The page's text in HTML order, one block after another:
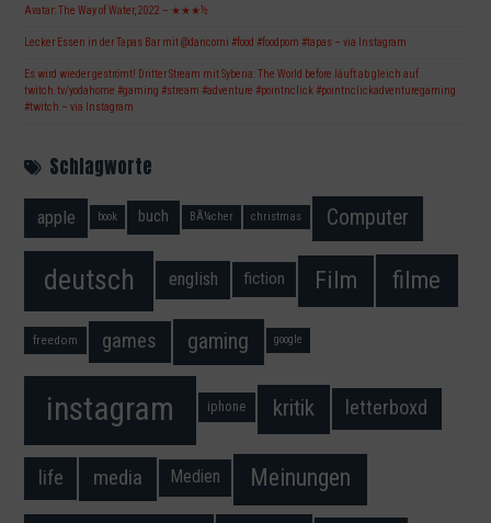
Avatar: The Way of Water, 2022 – ★★★½
Lecker Essen in der Tapas Bar mit @dancorni #food #foodporn #tapas – via Instagram
Es wird wieder geströmt! Dritter Stream mit Syberia: The World before läuft ab gleich auf
twitch.tv/yodahome #gaming #stream #adventure #pointnclick #pointnclickadventuregaming
#twitch – via Instagram
Schlagworte
apple book buch BÃ¼cher christmas Computer
deutsch english fiction Film filme
freedom games gaming google
instagram iphone kritik letterboxd
life media Medien Meinungen